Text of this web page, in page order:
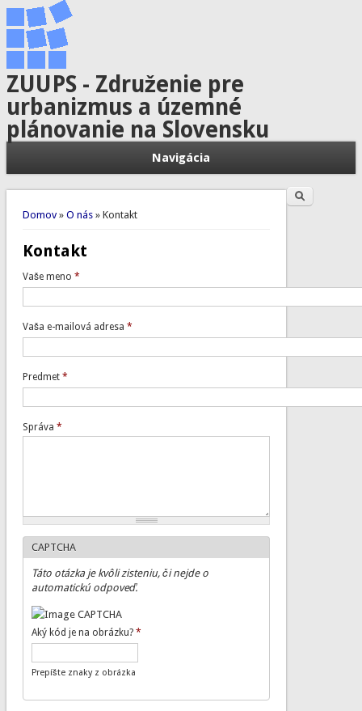
ZUUPS - Združenie pre
urbanizmus a územné
plánovanie na Slovensku
Navigácia
Nachádzate sa tu
Domov» O nás» Kontakt
Kontakt
Vaše meno *
Vaša e-mailová adresa *
Predmet *
Správa *
CAPTCHA
Táto otázka je kvôli zisteniu, či nejde o
automatickú odpoveď.
Aký kód je na obrázku? *
Prepíšte znaky z obrázka
Vyhľadávanie Hľadať